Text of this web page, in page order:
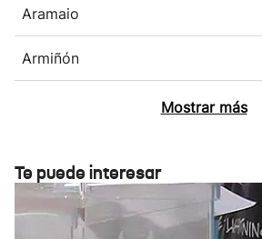
Aramaio
Armiñón
Mostrar más
Te puede interesar